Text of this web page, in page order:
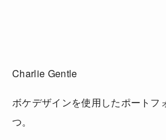
Charlie Gentle
ボケデザインを使用したポートフ
つ。